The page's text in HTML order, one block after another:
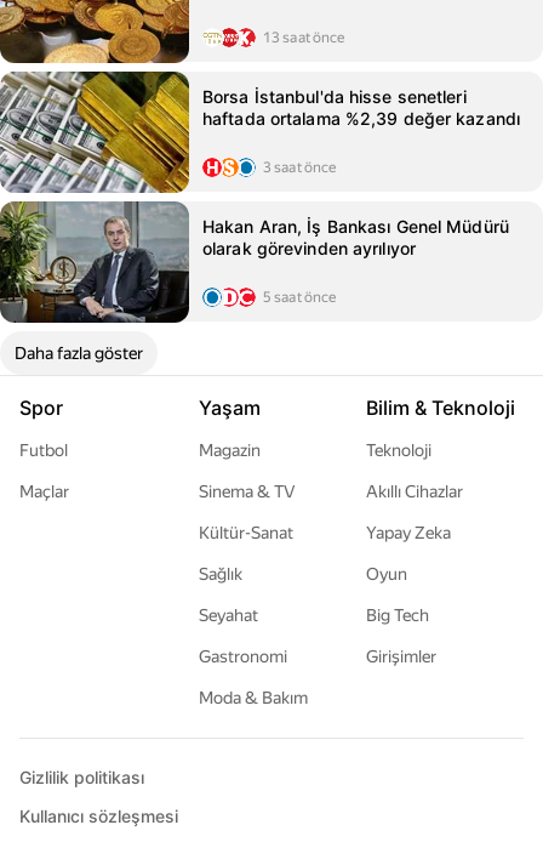
13 saat önce
Borsa İstanbul'da hisse senetleri
haftada ortalama %2,39 değer kazandı
3 saat önce
Hakan Aran, İş Bankası Genel Müdürü
olarak görevinden ayrılıyor
5 saat önce
Daha fazla göster
Spor
Futbol
Maçlar
Yaşam
Magazin
Sinema & TV
Kültür-Sanat
Sağlık
Seyahat
Gastronomi
Moda & Bakım
Bilim & Teknoloji
Teknoloji
Akıllı Cihazlar
Yapay Zeka
Oyun
Big Tech
Girişimler
Gizlilik politikası
Kullanıcı sözleşmesi